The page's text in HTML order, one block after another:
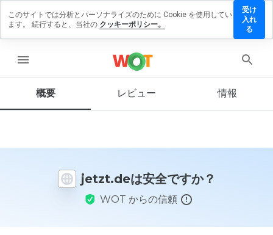
menu
概要 レビュー 情報
jetzt.deは安全ですか？
WOT からの信頼
レビ
ーを
ブサ
このサイトでは分析とパーソナライズのために Cookie を使用してい
ます。 続行すると、当社の クッキーポリシー。
受け
入れ
る